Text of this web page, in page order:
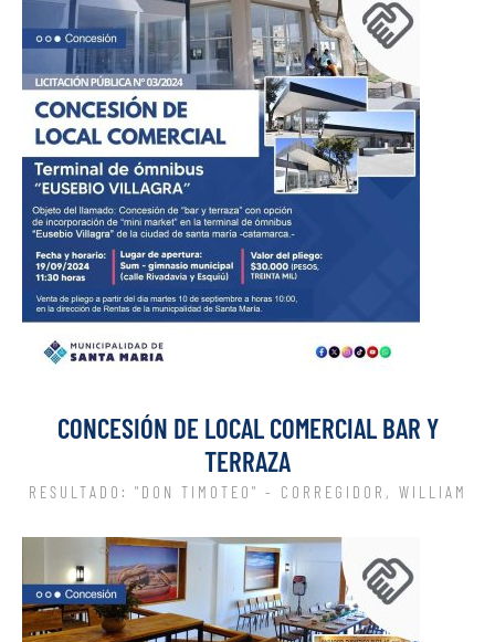
CONCESIÓN DE LOCAL COMERCIAL BAR Y
TERRAZA
RESULTADO: "DON TIMOTEO" - CORREGIDOR, WILLIAM